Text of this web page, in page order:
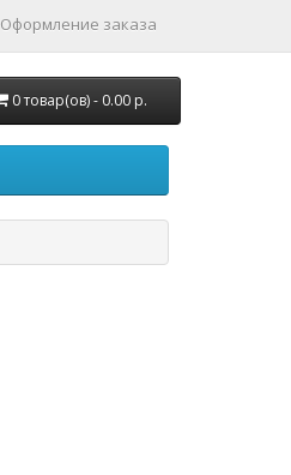
Оформление заказа
0 товар(ов) - 0.00 р.